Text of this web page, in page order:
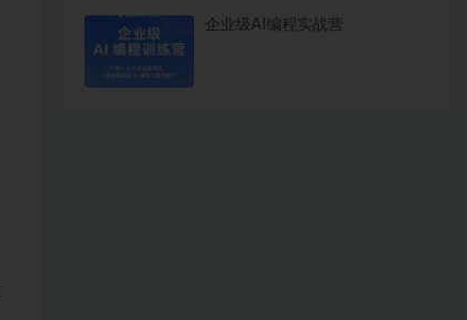
企业级AI编程实战营